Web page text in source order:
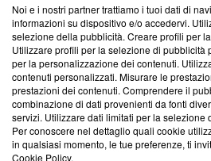
Corporate
Redazione
Informativa Privacy
Cookie Policy
Blasting SA, IDI CHE-247.845.224,
Lugano (Svizzera) Tel:+39
Noi e i nostri partner trattiamo i tuoi dati di
informazioni su dispositivo e/o accedervi.
selezione della pubblicità. Creare profili per
Utilizzare profili per la selezione di pubblicità
per la personalizzazione dei contenuti.
contenuti personalizzati. Misurare le
prestazioni dei contenuti. Comprendere il
combinazione di dati provenienti da fonti
servizi. Utilizzare dati limitati per la selezione
Per conoscere nel dettaglio quali cookie
in qualsiasi momento, le tue preferenze, ti
Cookie Policy.